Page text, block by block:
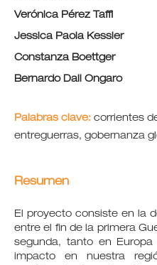
Verónica Pérez Taffi
Jessica Paola Kessler
Constanza Boettger
Bernardo Dall Ongaro
Palabras clave: corrientes
entreguerras, gobernanza
Resumen
El proyecto consiste en la
entre el fin de la primera
segunda, tanto en
impacto en nuestra